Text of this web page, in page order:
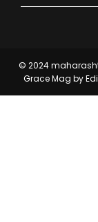
© 2024
Grace Mag by